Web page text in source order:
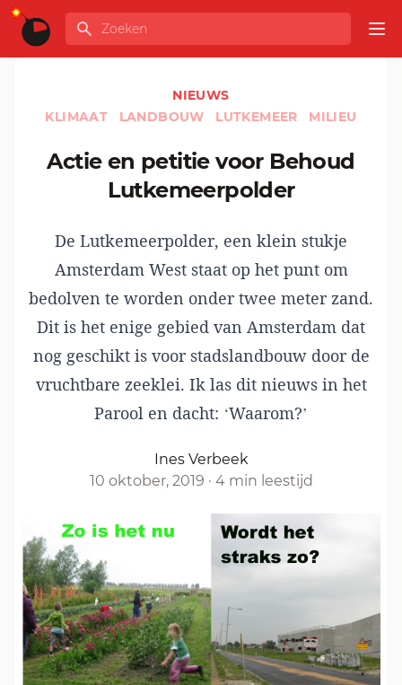
Ga naar de inhoud
GLOBALINFO
Zoeken
NIEUWS
KLIMAAT
LANDBOUW LUTKEMEER MILIEU
Actie en petitie voor Behoud
Lutkemeerpolder
De Lutkemeerpolder, een klein stukje
Amsterdam West staat op het punt om
bedolven te worden onder twee meter zand.
Dit is het enige gebied van Amsterdam dat
nog geschikt is voor stadslandbouw door de
vruchtbare zeeklei. Ik las dit nieuws in het
Parool en dacht: ‘Waarom?’
Ines Verbeek
10 oktober, 2019 · 4 min leestijd